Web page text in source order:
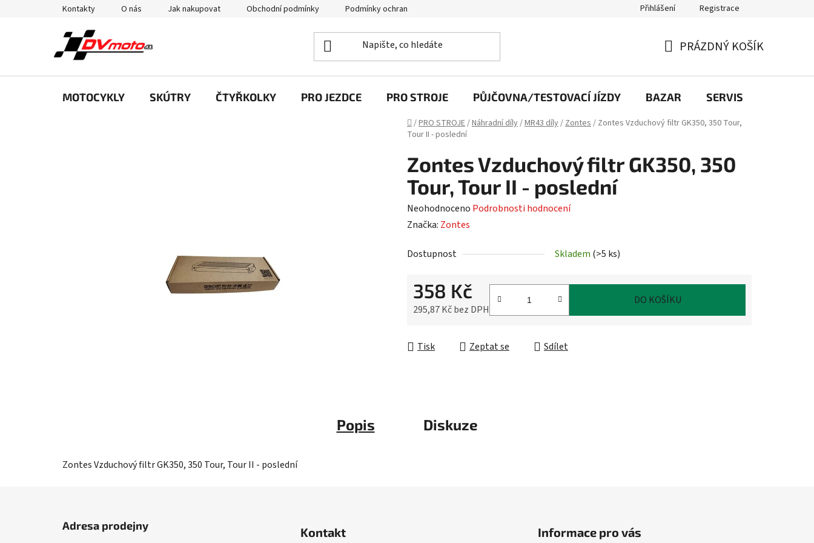
Kontakty O nás Jak nakupovat Obchodní podmínky Podmínky ochrany osobních údajů Přihlášení Registrace
KOŠÍK
PRÁZDNÝ KOŠÍK
MOTOCYKLY SKÚTRY ČTYŘKOLKY PRO JEZDCE PRO STROJE PŮJČOVNA/TESTOVACÍ JÍZDY BAZAR SERVIS
Domů
/PRO STROJE/Náhradní díly/MR43 díly/Zontes/ Zontes Vzduchový filtr GK350, 350 Tour,
Tour II - poslední
Zontes Vzduchový filtr GK350, 350
Tour, Tour II - poslední
Průměrné
hodnocení
je
Neohodnoceno Podrobnosti hodnocení
Značka: Zontes
Dostupnost Skladem (>5 ks)
358 Kč
295,87 Kč bez DPH
DO KOŠÍKU
Tisk Zeptat se Sdílet
Popis Diskuze
Zontes Vzduchový filtr GK350, 350 Tour, Tour II - poslední
Adresa prodejny
Kontakt Informace pro vás